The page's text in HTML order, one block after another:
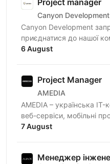
Canyon Development
Canyon Development
приєднатися до нашої
інноваційні пристрої
6 August
Project Manager
AMEDIA
AMEDIA – українська
веб-сервіси, мобільні
бізнесу та
7 August
Менеджер